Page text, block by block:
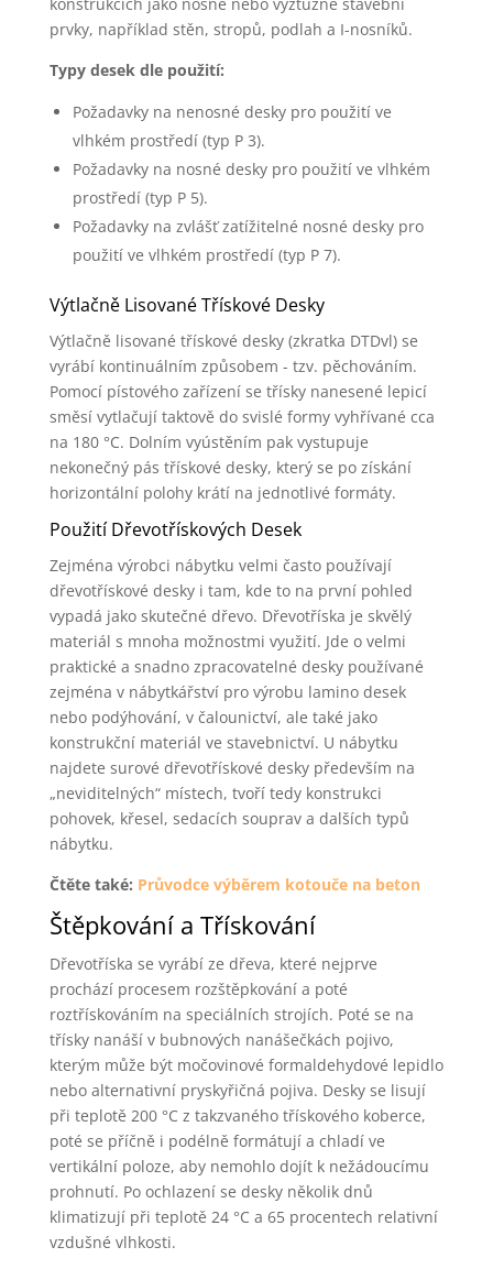
prvky, například stěn, stropů, podlah a I-nosníků.
Typy desek dle použití:
Požadavky na nenosné desky pro použití ve
vlhkém prostředí (typ P 3).
Požadavky na nosné desky pro použití ve vlhkém
prostředí (typ P 5).
Požadavky na zvlášť zatížitelné nosné desky pro
použití ve vlhkém prostředí (typ P 7).
Výtlačně Lisované Třískové Desky
Výtlačně lisované třískové desky (zkratka DTDvl) se
vyrábí kontinuálním způsobem - tzv. pěchováním.
Pomocí pístového zařízení se třísky nanesené lepicí
směsí vytlačují taktově do svislé formy vyhřívané cca
na 180 °C. Dolním vyústěním pak vystupuje
nekonečný pás třískové desky, který se po získání
horizontální polohy krátí na jednotlivé formáty.
Použití Dřevotřískových Desek
Zejména výrobci nábytku velmi často používají
dřevotřískové desky i tam, kde to na první pohled
vypadá jako skutečné dřevo. Dřevotříska je skvělý
materiál s mnoha možnostmi využití. Jde o velmi
praktické a snadno zpracovatelné desky používané
zejména v nábytkářství pro výrobu lamino desek
nebo podýhování, v čalounictví, ale také jako
konstrukční materiál ve stavebnictví. U nábytku
najdete surové dřevotřískové desky především na
„neviditelných“ místech, tvoří tedy konstrukci
pohovek, křesel, sedacích souprav a dalších typů
nábytku.
Čtěte také: Průvodce výběrem kotouče na beton
Štěpkování a Třískování
Dřevotříska se vyrábí ze dřeva, které nejprve
prochází procesem rozštěpkování a poté
roztřískováním na speciálních strojích. Poté se na
třísky nanáší v bubnových nanášečkách pojivo,
kterým může být močovinové formaldehydové lepidlo
nebo alternativní pryskyřičná pojiva. Desky se lisují
při teplotě 200 °C z takzvaného třískového koberce,
poté se příčně i podélně formátují a chladí ve
vertikální poloze, aby nemohlo dojít k nežádoucímu
prohnutí. Po ochlazení se desky několik dnů
klimatizují při teplotě 24 °C a 65 procentech relativní
vzdušné vlhkosti.